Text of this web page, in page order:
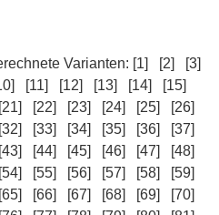
Varianten: [1] [2]
[3]
[11] [12] [13] [14]
[15]
[21] [22] [23] [24] [25]
[26]
[32] [33] [34] [35] [36]
[37]
[43] [44] [45] [46] [47]
[48]
[54] [55] [56] [57] [58]
[59]
[65] [66] [67] [68] [69]
[70]